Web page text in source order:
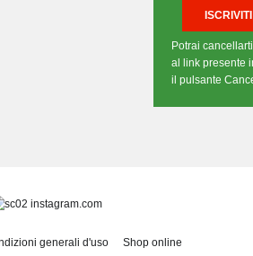
Potrai
al link presente
il pulsante
instagram.com
generali d'uso Shop online